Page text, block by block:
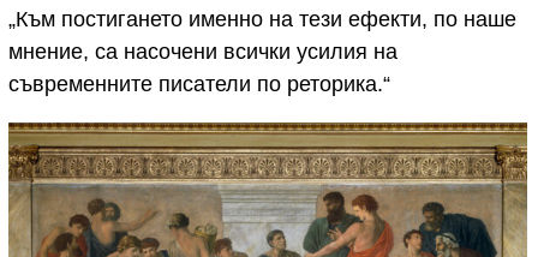
„Към постигането именно на тези ефекти, по наше
мнение, са насочени всички усилия на
съвременните писатели по реторика.“